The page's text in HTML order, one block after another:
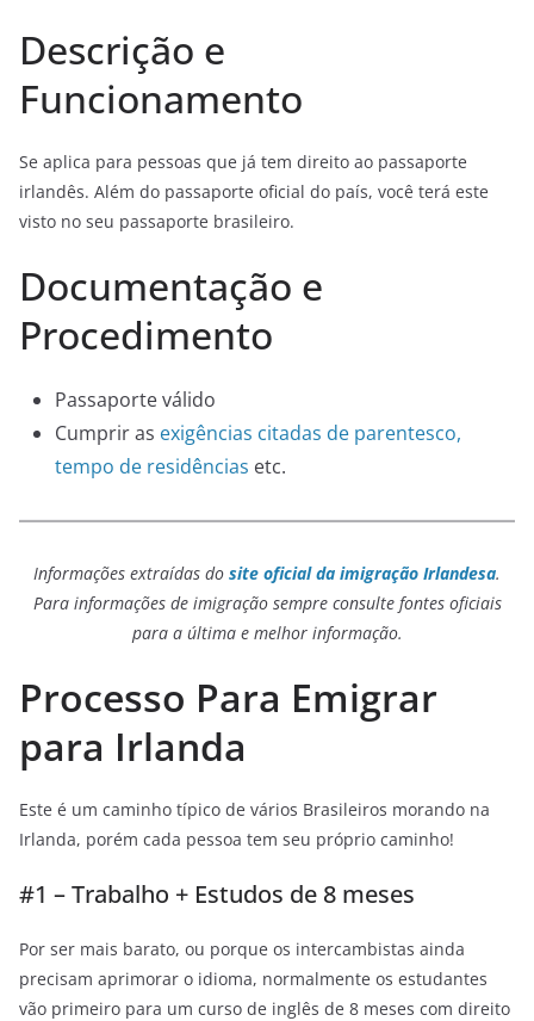
Descrição e
Funcionamento
Se aplica para pessoas que já tem direito ao passaporte
irlandês. Além do passaporte oficial do país, você terá este
visto no seu passaporte brasileiro.
Documentação e
Procedimento
Passaporte válido
Cumprir as exigências citadas de parentesco,
tempo de residências etc.
Informações extraídas do site oficial da imigração Irlandesa.
Para informações de imigração sempre consulte fontes oficiais
para a última e melhor informação.
Processo Para Emigrar
para Irlanda
Este é um caminho típico de vários Brasileiros morando na
Irlanda, porém cada pessoa tem seu próprio caminho!
#1 – Trabalho + Estudos de 8 meses
Por ser mais barato, ou porque os intercambistas ainda
precisam aprimorar o idioma, normalmente os estudantes
vão primeiro para um curso de inglês de 8 meses com direito